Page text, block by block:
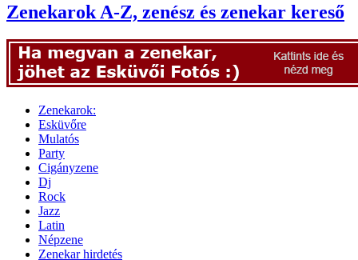
Zenekarok A-Z, zenész és zenekar kereső
Zenekarok:
Esküvőre
Mulatós
Party
Cigányzene
Dj
Rock
Jazz
Latin
Népzene
Zenekar hirdetés